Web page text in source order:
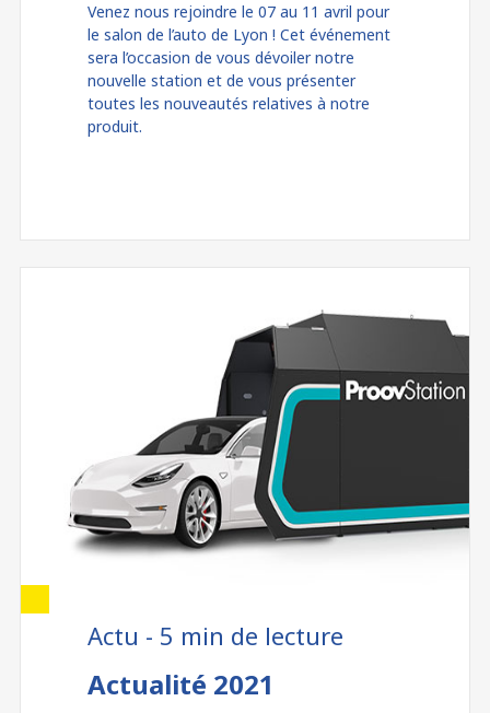
Venez nous rejoindre le 07 au 11 avril pour
le salon de l’auto de Lyon ! Cet événement
sera l’occasion de vous dévoiler notre
nouvelle station et de vous présenter
toutes les nouveautés relatives à notre
produit.
Actu - 5 min de lecture
Actualité 2021